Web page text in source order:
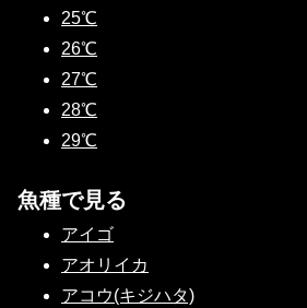
25℃
26℃
27℃
28℃
29℃
魚種で見る
アイゴ
アオリイカ
アコウ(キジハタ)